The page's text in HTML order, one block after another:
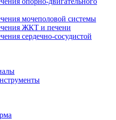
мочеполовой системы
ЖКТ и печени
сердечно-сосудистой